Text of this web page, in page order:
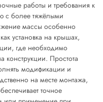
работы и требования к
с более тяжёлыми
массы особенно
установка на крышах,
где необходимо
конструкции. Простота
модификации и
на месте монтажа,
точное